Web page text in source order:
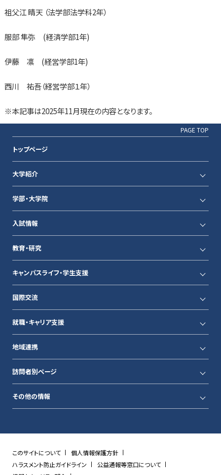
祖父江 晴天 （法学部法学科2年）
服部 隼弥 (経済学部1年)
伊藤 凛 (経営学部1年)
西川 祐吾（経営学部１年）
※本記事は2025年11月現在の内容となります。
PAGE TOP
トップページ
大学紹介
学部・大学院
入試情報
教育・研究
キャンパスライフ・学生支援
国際交流
就職・キャリア支援
地域連携
訪問者別ページ
その他の情報
このサイトについて
個人情報保護方針
ハラスメント防止ガイドライン
公益通報等窓口について